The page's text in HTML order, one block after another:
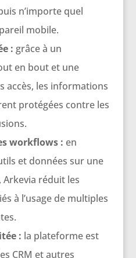
n’importe quel
mobile.
: grâce à un
en bout et une
accès, les informations
protégées contre les
workflows : en
et données sur une
réduit les
à l’usage de multiples
: la plateforme est
CRM et autres